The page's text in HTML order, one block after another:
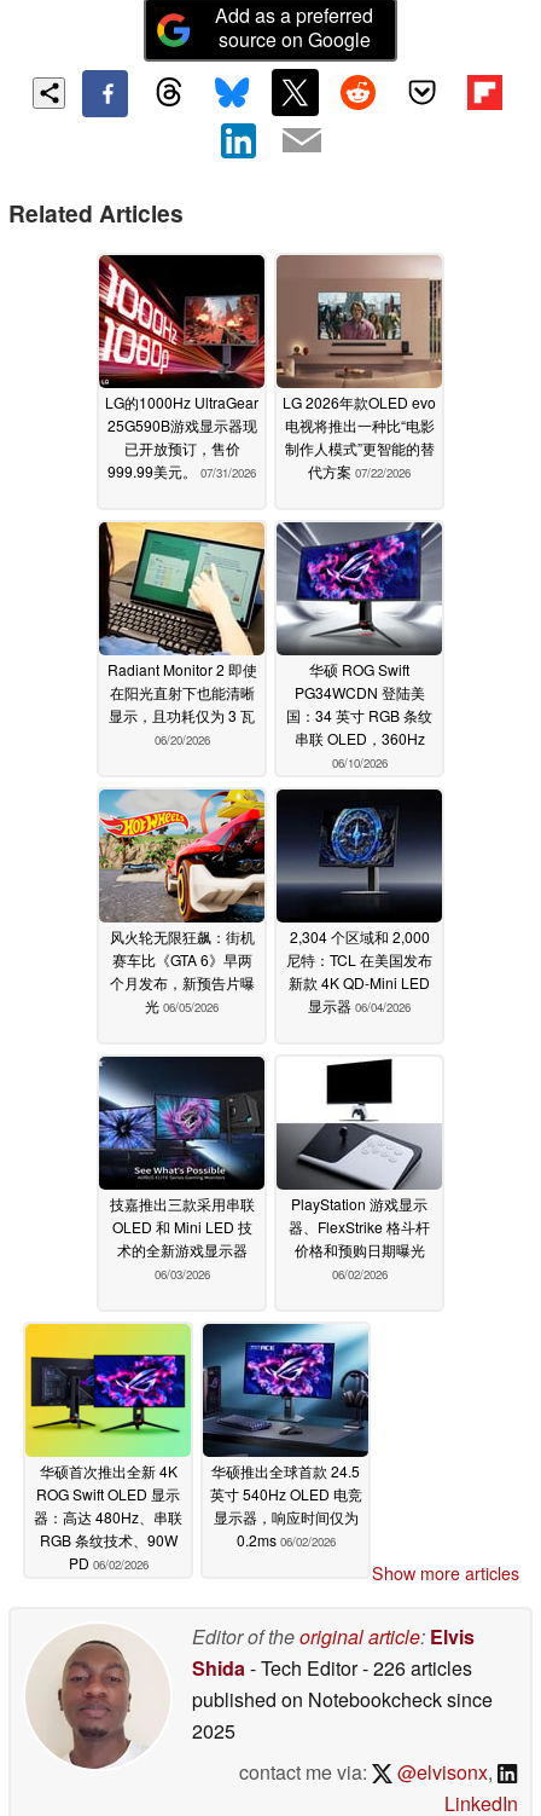
Add as a preferred
source on Google
Related Articles
LG的1000Hz UltraGear
25G590B游戏显示器现
已开放预订，售价
999.99美元。
07/31/2026
LG 2026年款OLED evo
电视将推出一种比“电影
制作人模式”更智能的替
代方案 07/22/2026
Radiant Monitor 2 即使
在阳光直射下也能清晰
显示，且功耗仅为 3 瓦
06/20/2026
华硕 ROG Swift
PG34WCDN 登陆美
国：34 英寸 RGB 条纹
串联 OLED，360Hz
06/10/2026
风火轮无限狂飙：街机
赛车比《GTA 6》早两
个月发布，新预告片曝
光 06/05/2026
2,304 个区域和 2,000
尼特：TCL 在美国发布
新款 4K QD-Mini LED
显示器 06/04/2026
技嘉推出三款采用串联
OLED 和 Mini LED 技
术的全新游戏显示器
06/03/2026
PlayStation 游戏显示
器、FlexStrike 格斗杆
价格和预购日期曝光
06/02/2026
华硕首次推出全新 4K
ROG Swift OLED 显示
器：高达 480Hz、串联
RGB 条纹技术、90W
PD 06/02/2026
华硕推出全球首款 24.5
英寸 540Hz OLED 电竞
显示器，响应时间仅为
0.2ms 06/02/2026
Show more articles
Editor of theoriginal article: Elvis
Shida - Tech Editor- 226 articles
published on Notebookchecksince
2025
contact me via:
@elvisonx,
LinkedIn